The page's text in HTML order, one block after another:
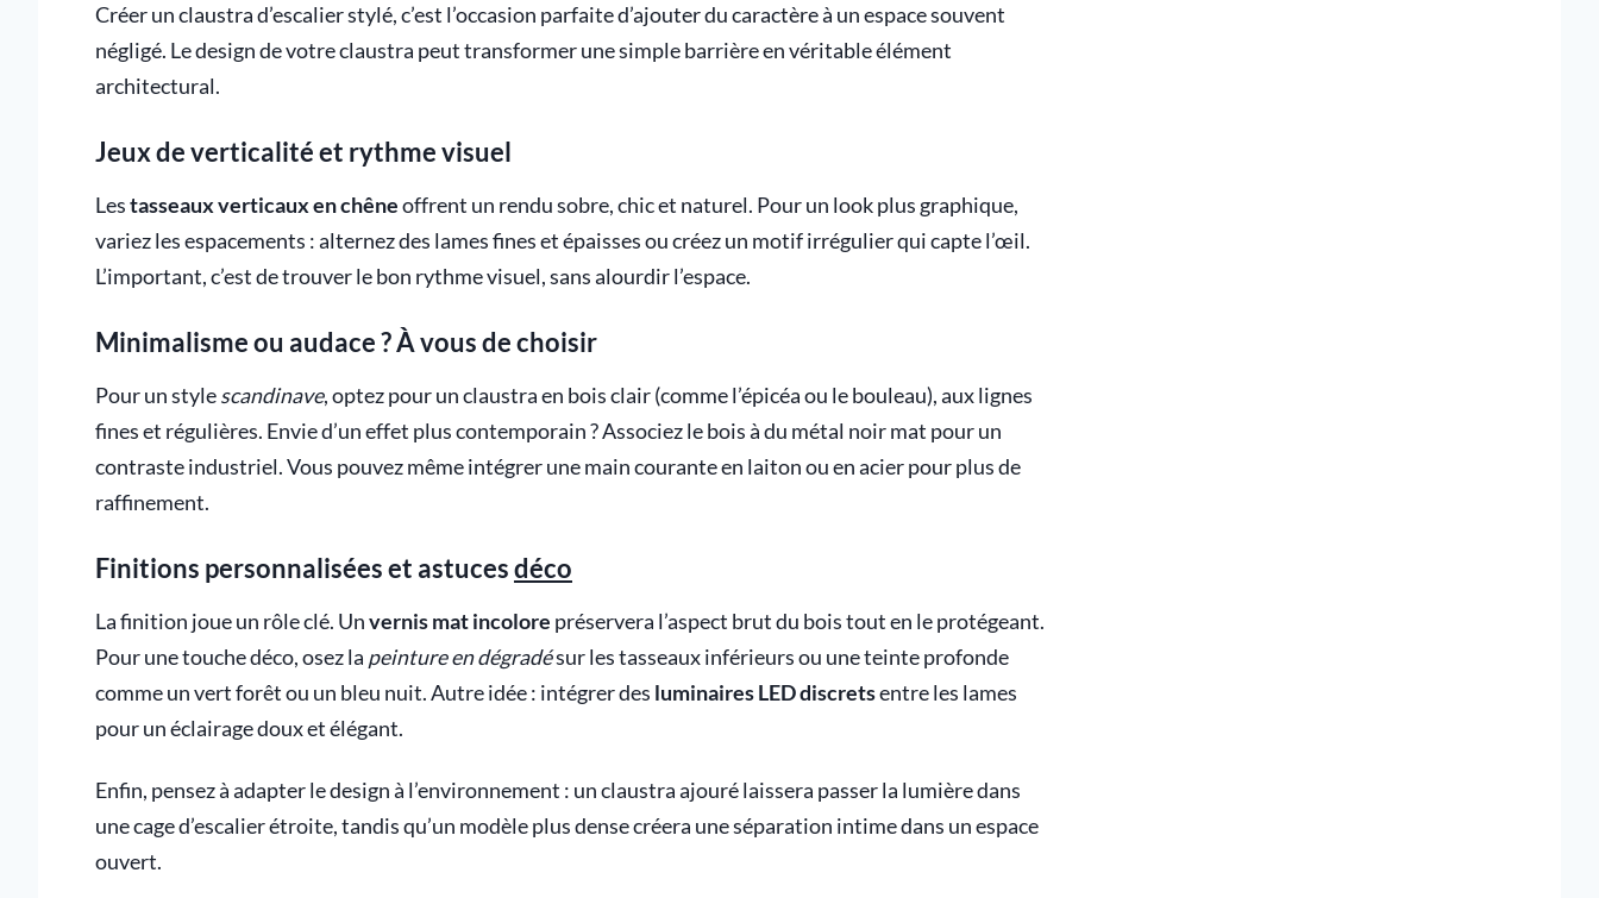
Créer un claustra d’escalier stylé, c’est l’occasion parfaite d’ajouter du caractère à un espace souvent
négligé. Le design de votre claustra peut transformer une simple barrière en véritable élément
architectural.
Jeux de verticalité et rythme visuel
Lestasseaux verticaux en chêneoffrent un rendu sobre, chic et naturel. Pour un look plus graphique,
variez les espacements : alternez des lames fines et épaisses ou créez un motif irrégulier qui capte l’œil.
L’important, c’est de trouver le bon rythme visuel, sans alourdir l’espace.
Minimalisme ou audace ? À vous de choisir
Pour un stylescandinave, optez pour un claustra en bois clair (comme l’épicéa ou le bouleau), aux lignes
fines et régulières. Envie d’un effet plus contemporain ? Associez le bois à du métal noir mat pour un
contraste industriel. Vous pouvez même intégrer une main courante en laiton ou en acier pour plus de
raffinement.
Finitions personnalisées et astucesdéco
La finition joue un rôle clé. Unvernis mat incolore préservera l’aspect brut du bois tout en le protégeant.
Pour une touche déco, osez la peinture en dégradésur les tasseaux inférieurs ou une teinte profonde
comme un vert forêt ou un bleu nuit. Autre idée : intégrer des luminaires LED discretsentre les lames
pour un éclairage doux et élégant.
Enfin, pensez à adapter le design à l’environnement : un claustra ajouré laissera passer la lumière dans
une cage d’escalier étroite, tandis qu’un modèle plus dense créera une séparation intime dans un espace
ouvert.